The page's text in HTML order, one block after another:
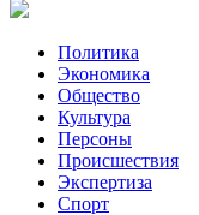
Политика
Экономика
Общество
Культура
Персоны
Происшествия
Экспертиза
Спорт